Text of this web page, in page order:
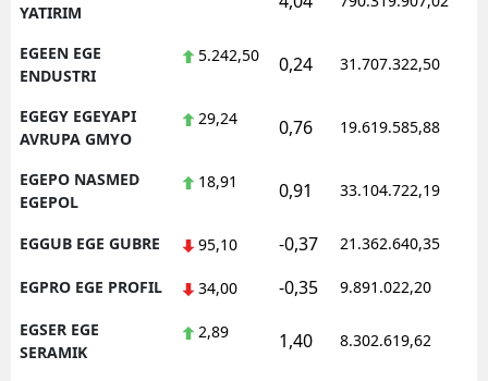
YATIRIM
EGEEN EGE
ENDUSTRI
5.242,50 0,24 31.707.322,50
EGEGY EGEYAPI
AVRUPA GMYO
29,24 0,76 19.619.585,88
EGEPO NASMED
EGEPOL
18,91 0,91 33.104.722,19
EGGUB EGE GUBRE 95,10 -0,37 21.362.640,35
EGPRO EGE PROFIL 34,00 -0,35 9.891.022,20
EGSER EGE
SERAMIK
2,89 1,40 8.302.619,62